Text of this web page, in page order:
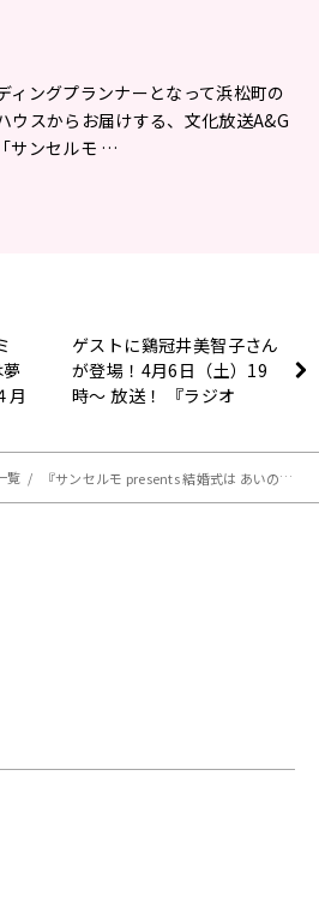
ィングプランナーとなって浜松町の
ウスからお届けする、文化放送A&G
サンセルモ …
月
ゲストに鷄冠井美智子さん
が登場！4月6日（土）19
時～ 放送！ 『ラジオ
第13廻！
覧 『サンセルモ presents 結婚式は あいのなかで』篠田みなみさんが着物姿でゲスト出演！(5月4日・5月11日)